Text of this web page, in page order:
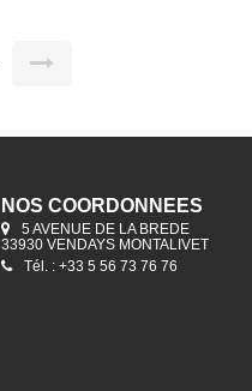
NOS COORDONNÉES
5 AVENUE DE LA BREDE
33930 VENDAYS MONTALIVET
Tél. : +33 5 56 73 76 76